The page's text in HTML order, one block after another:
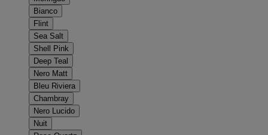
Bianco
Flint
Sea Salt
Shell Pink
Deep Teal
Nero Matt
Bleu Riviera
Chambray
Nero Lucido
Nuit